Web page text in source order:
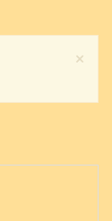
×